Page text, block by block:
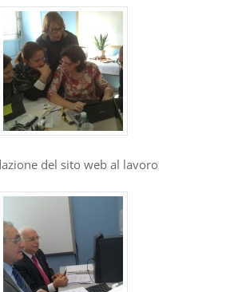
del sito web al lavoro